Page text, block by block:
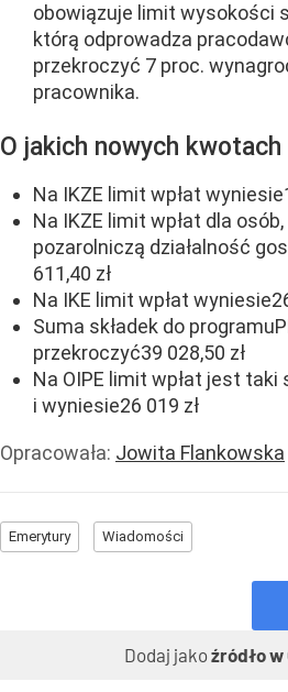
obowiązuje limit wysokości
którą odprowadza
przekroczyć 7 proc.
pracownika.
O jakich nowych kwotach
Na IKZE limit wpłat
Na IKZE limit wpłat dla
pozarolniczą działalność
611,40 zł
Na IKE limit wpłat
Suma składek do
przekroczyć39 028,50 zł
Na OIPE limit wpłat jest taki
i wyniesie26 019 zł
Opracowała: Jowita Flankowska
Emerytury Wiadomości
Dodaj jakoźródło w